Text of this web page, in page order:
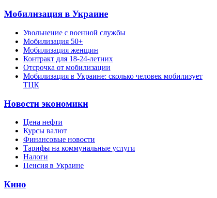
Мобилизация в Украине
Увольнение с военной службы
Мобилизация 50+
Мобилизация женщин
Контракт для 18-24-летних
Отсрочка от мобилизации
Мобилизация в Украине: сколько человек мобилизует
ТЦК
Новости экономики
Цена нефти
Курсы валют
Финансовые новости
Тарифы на коммунальные услуги
Налоги
Пенсия в Украине
Кино